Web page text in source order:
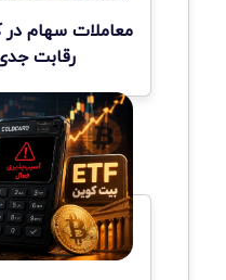
معاملات سهام
رقابت